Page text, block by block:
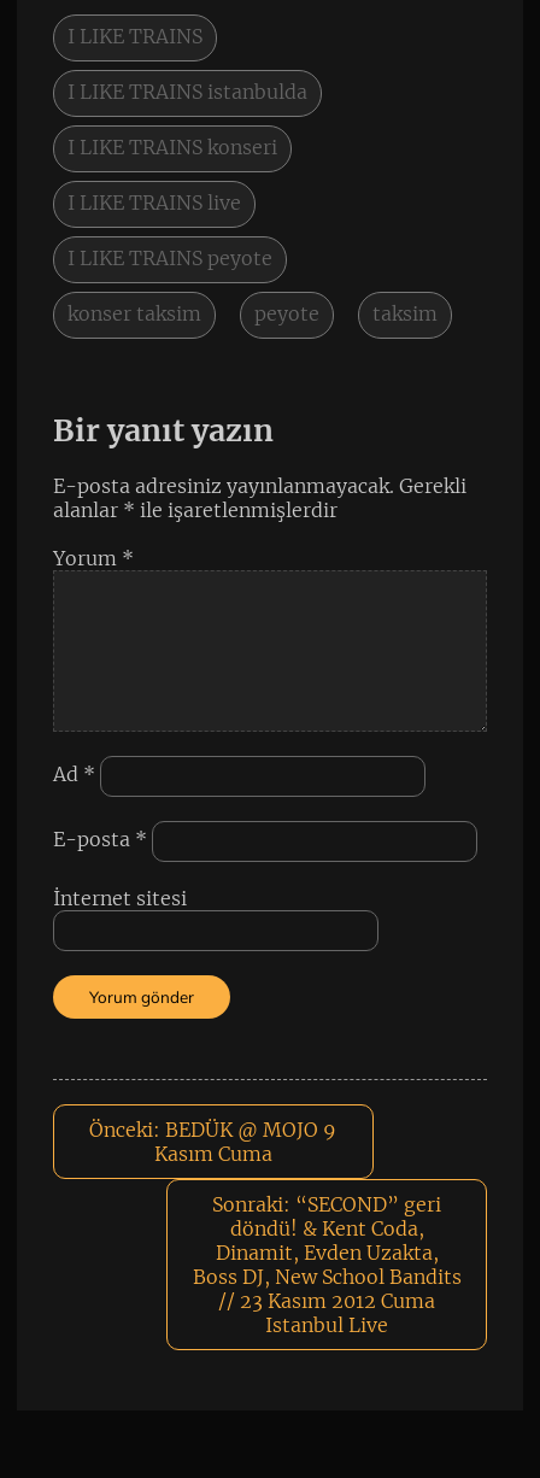
I LIKE TRAINS
I LIKE TRAINS istanbulda
I LIKE TRAINS konseri
I LIKE TRAINS live
I LIKE TRAINS peyote
konser taksim peyote taksim
Bir yanıt yazın
E-posta adresiniz yayınlanmayacak. Gerekli
alanlar * ile işaretlenmişlerdir
Yorum *
Ad *
E-posta *
İnternet sitesi
Önceki: BEDÜK @ MOJO 9
Kasım Cuma
Sonraki: “SECOND” geri
döndü! & Kent Coda,
Dinamit, Evden Uzakta,
Boss DJ, New School Bandits
// 23 Kasım 2012 Cuma
Istanbul Live